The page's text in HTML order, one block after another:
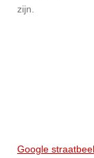
zijn.
Google